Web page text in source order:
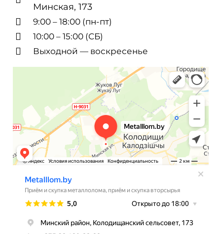
Минская, 173
9:00 – 18:00 (пн-пт)
10:00 – 15:00 (СБ)
Выходной — воскресенье